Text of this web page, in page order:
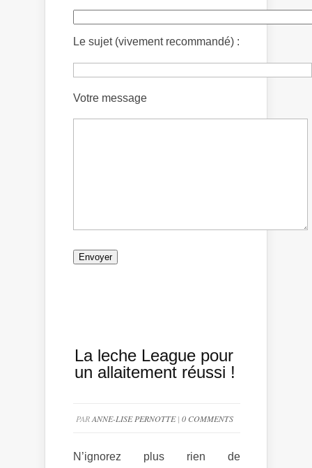
Le sujet (vivement recommandé) :
Votre message
La leche League pour
un allaitement réussi !
PARANNE-LISE PERNOTTE| 0 COMMENTS
N’ignorez plus rien de